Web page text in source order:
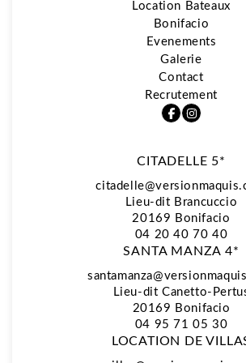
5*
Restaurant La
Spa Biologique
Location
Bonifacio
Location Bateaux
Bonifacio
Evenements
Galerie
Contact
Recrutement
CITADELLE 5*
Lieu-dit Brancuccio
20169 Bonifacio
04 20 40 70 40
SANTA MANZA 4*
Lieu-dit Canetto-
20169 Bonifacio
04 95 71 05 30
LOCATION DE